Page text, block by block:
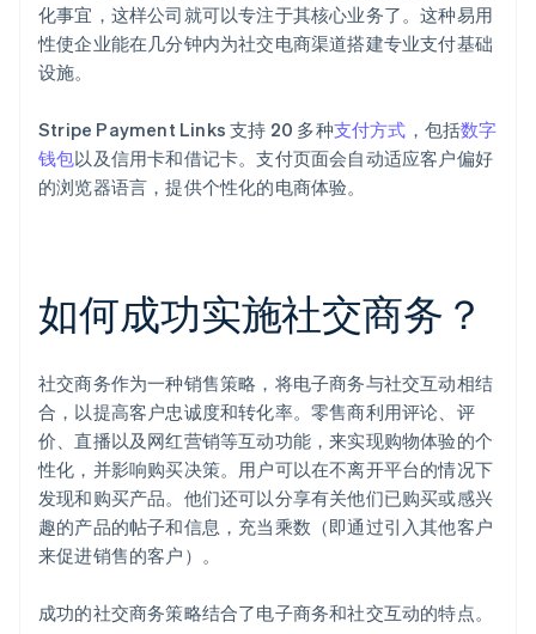
化事宜，这样公司就可以专注于其核心业务了。这种易用
性使企业能在几分钟内为社交电商渠道搭建专业支付基础
设施。
Stripe Payment Links 支持 20 多种支付方式 ，包括数字
钱包以及信用卡和借记卡。支付页面会自动适应客户偏好
的浏览器语言，提供个性化的电商体验。
如何成功实施社交商务？
社交商务作为一种销售策略，将电子商务与社交互动相结
合，以提高客户忠诚度和转化率。零售商利用评论、评
价、直播以及网红营销等互动功能，来实现购物体验的个
性化，并影响购买决策。用户可以在不离开平台的情况下
发现和购买产品。他们还可以分享有关他们已购买或感兴
趣的产品的帖子和信息，充当乘数（即通过引入其他客户
来促进销售的客户）。
成功的社交商务策略结合了电子商务和社交互动的特点。